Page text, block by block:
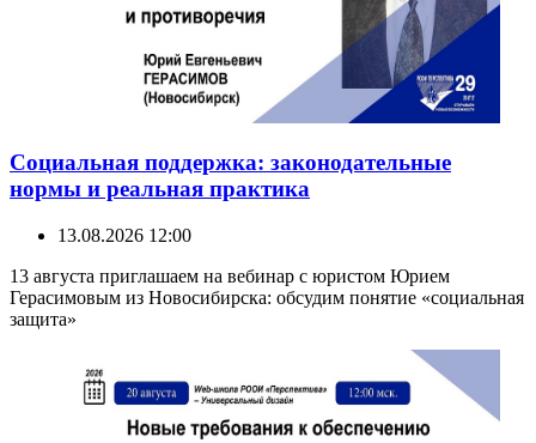
Социальная поддержка: законодательные
нормы и реальная практика
13.08.2026 12:00
13 августа приглашаем на вебинар с юристом Юрием
Герасимовым из Новосибирска: обсудим понятие «социальная
защита»